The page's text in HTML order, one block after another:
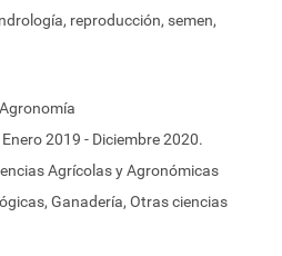
reproducción, semen,
Agronomía
Enero 2019 - Diciembre 2020.
Agrícolas y Agronómicas
Ganadería, Otras ciencias